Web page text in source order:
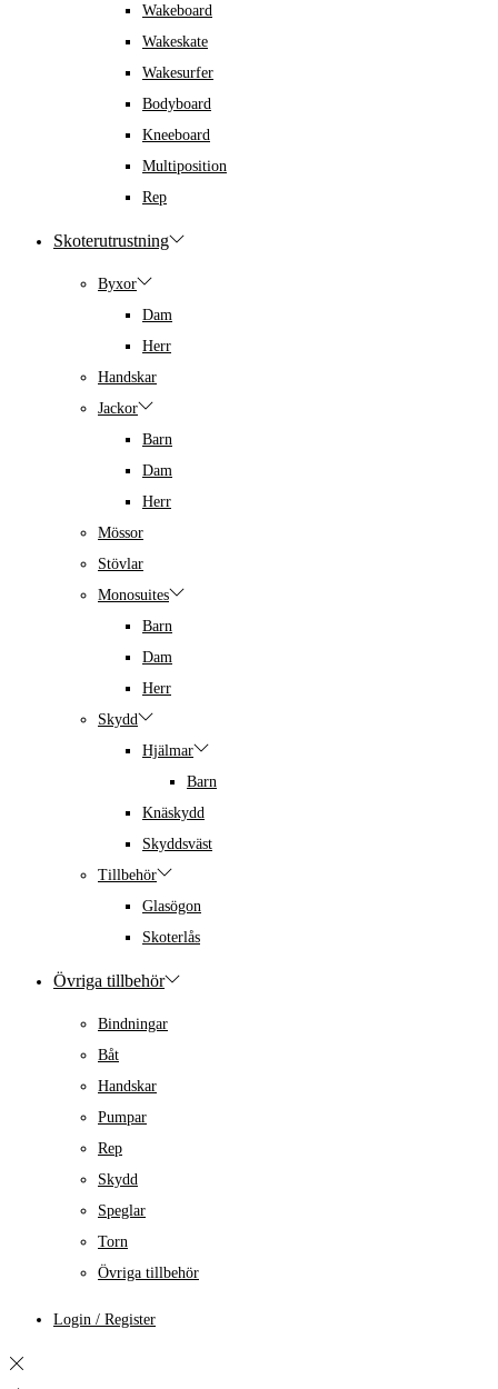
Wakeboard
Wakeskate
Wakesurfer
Bodyboard
Kneeboard
Multiposition
Rep
Skoterutrustning
Byxor
Dam
Herr
Handskar
Jackor
Barn
Dam
Herr
Mössor
Stövlar
Monosuites
Barn
Dam
Herr
Skydd
Hjälmar
Barn
Knäskydd
Skyddsväst
Tillbehör
Glasögon
Skoterlås
Övriga tillbehör
Bindningar
Båt
Handskar
Pumpar
Rep
Skydd
Speglar
Torn
Övriga tillbehör
Login / Register